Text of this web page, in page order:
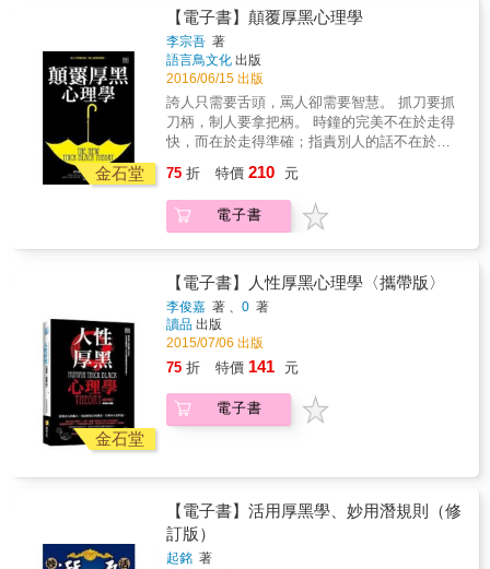
手間尋找，手提包還在，於是他連忙把它拿了
出來。那位太太一見，非常高興地說：「謝謝
您了！這是給您的賞錢。」太太遞給了旅者一
枚五戈比的銅錢，而旅者也欣然接受。& 旅者
轉身準備離去時，這位太太身邊同行的旅伴問
道：「你知道你把錢給了誰嗎？」太太不解地
看著她的夥伴，她的朋友帶著驚喜的口吻說：
「他是《戰爭與和平》的作者
&mdash;&mdash;托爾斯泰啊！」& 這位太太
在做什麼呢？托爾斯泰啊！看在上帝的份兒
上，請原諒我的無知，請把那枚銅錢還給我
吧！唉，我把它給了您，真是不好意思，哎
太的呼喊聲，轉過身，笑著說：「你不必感到
不安，您沒有做錯任何事，這五戈比，是我自
己賺來的，所以我一定要收下！」& 火車鳴笛
了，開始緩緩啟動，那位太太仍內疚地請求托
爾斯泰把五戈比還給她，然而，托爾斯泰卻帶
總是棱角分明就無法深入普通民眾，就無法瞭
解普通民眾的心聲。& 在競爭的社會中，我們
敗的關鍵。巧妙削平棱角是一種真聰明，可以
給各種繁雜的事情塗上潤滑油，使其順利運
轉；含蓄地隱藏鋒芒是一種真修養，它可以使
生活充滿笑聲，輕鬆明快。相反，棱角分明、
鋒芒畢露，就很容易去攻擊別人，這會得罪
結伴而行。大家對這位旅者很熟悉，但沒有一
個人知道他的姓名與來歷，只知道他是個步行
的愛好者。& 這段路程要花五天的時間，旅者
的食宿都在路上解決，或隨便向農家借宿，或
走進火車站，到三等車廂的候車室裡歇息。&
有一次，他又準備進入候車室裡小歇，但這時
候候車室裡擠滿了人，於是他便來到月臺上，
者聽見有人招呼他。& 原來是車上的一位夫人
在叫他：「老頭兒！老頭兒！」旅者連忙轉
身，看見有人朝他招手，便上前去詢問：「夫
人，請問有什麼事嗎？」& 坐在火車上的太太
提包遺落在那裡了！」旅者一聽，連忙跑到洗
手間尋找，手提包還在，於是他連忙把它拿了
出來。那位太太一見，非常高興地說：「謝謝
您了！這是給您的賞錢。」太太遞給了旅者一
轉身準備離去時，這位太太身邊同行的旅伴問
道：「你知道你把錢給了誰嗎？」太太不解地
看著她的夥伴，她的朋友帶著驚喜的口吻說：
一聽，吃驚地說：「是嗎？真的嗎？天哪，我
上，請原諒我的無知，請把那枚銅錢還給我
吧！唉，我把它給了您，真是不好意思，哎
呀，我的天，我是在做什麼呢？」旅者聽見太
金石堂
【電子書】顛覆厚黑心理學
李宗吾 著
語言鳥文化 出版
2016/06/15 出版
誇人只需要舌頭，罵人卻需要智慧。 抓刀要抓
刀柄，制人要拿把柄。 時鐘的完美不在於走得
快，而在於走得準確；指責別人的話不在於
&hellip;&hellip; 人之言語即是他行為的影子，
我們常因言多而傷人，言語傷人，勝於刀槍，
刀傷易愈，舌傷難痊。 在一場唇槍舌劍中，對
效，因為對方一丟醜便像鬥敗的公雞一樣，垂
頭喪氣，沮喪不已。因此，一旦抓住他們的弱
點，傲者比謙虛的人更容易打敗。
75 折 特價 210 元
電子書
金石堂
【電子書】人性厚黑心理學〈攜帶版〉
李俊嘉 著 、0 著
讀品 出版
2015/07/06 出版
75 折 特價 141 元
電子書
【電子書】活用厚黑學、妙用潛規則（修
訂版）
起銘 著